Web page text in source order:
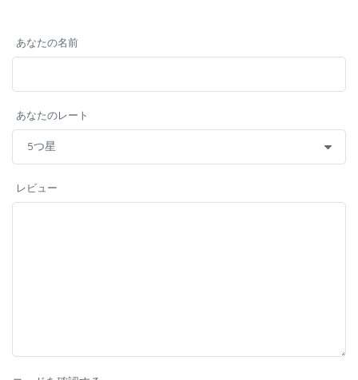
あなたの名前
あなたのレート
レビュー